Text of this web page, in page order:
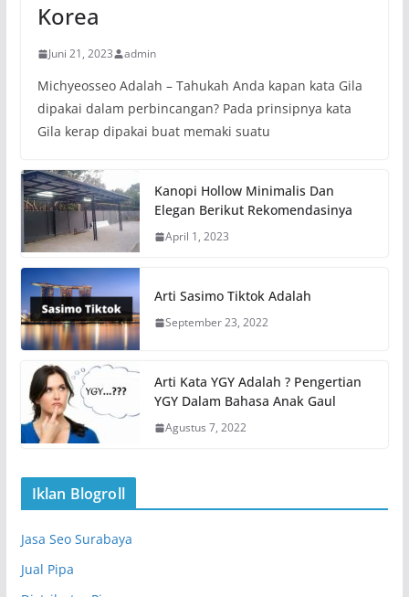
Korea
Juni 21, 2023 admin
Michyeosseo Adalah – Tahukah Anda kapan kata Gila
dipakai dalam perbincangan? Pada prinsipnya kata
Gila kerap dipakai buat memaki suatu
Kanopi Hollow Minimalis Dan
Elegan Berikut Rekomendasinya
April 1, 2023
Arti Sasimo Tiktok Adalah
September 23, 2022
Arti Kata YGY Adalah ? Pengertian
YGY Dalam Bahasa Anak Gaul
Agustus 7, 2022
Iklan Blogroll
Jasa Seo Surabaya
Jual Pipa